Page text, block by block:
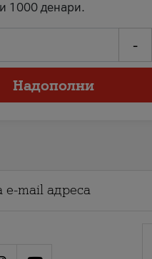
1000 денари.
-
Надополни